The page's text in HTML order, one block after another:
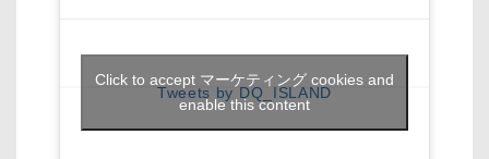
Tweets by DQ_ISLAND
Click to accept マーケティング cookies and
enable this content